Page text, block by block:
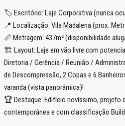
🏷️ Escritório: Laje Corporativa (nunca
📍 Localização: Vila Madalena (prox.
📏 Metragem: 437m² (disponibilidade
🏗️ Layout: Laje em vão livre com
Diretoria / Gerência / Reunião /
de Descompressão, 2 Copas e 6
varanda (vista panorâmica)!
🏆 Destaque: Edifício novíssimo, projeto
contemporânea e com classificação